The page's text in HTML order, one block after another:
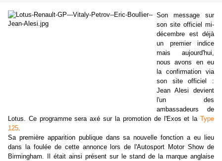
Son message sur
son site officiel mi-
décembre est déjà
un premier indice
mais aujourd'hui,
nous avons en eu
la confirmation via
son site officiel :
Jean Alesi devient
l'un des
ambassadeurs de
Lotus. Ce programme sera axé sur la promotion de l'Exos et la Type
125.
Sa première apparition publique dans sa nouvelle fonction a eu lieu
dans la foulée de cette annonce lors de l'Autosport Motor Show de
Birmingham. Il était ainsi présent sur le stand de la marque anglaise